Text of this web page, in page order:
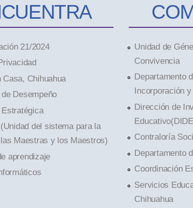
21/2024
Casa, Chihuahua
Desempeño
del sistema para la
Maestras y los Maestros)
aprendizaje
Unidad de
Convivencia
Departamento
Incorporación
Dirección de
Contraloría
Departamento
Coordinación
Servicios
Chihuahua